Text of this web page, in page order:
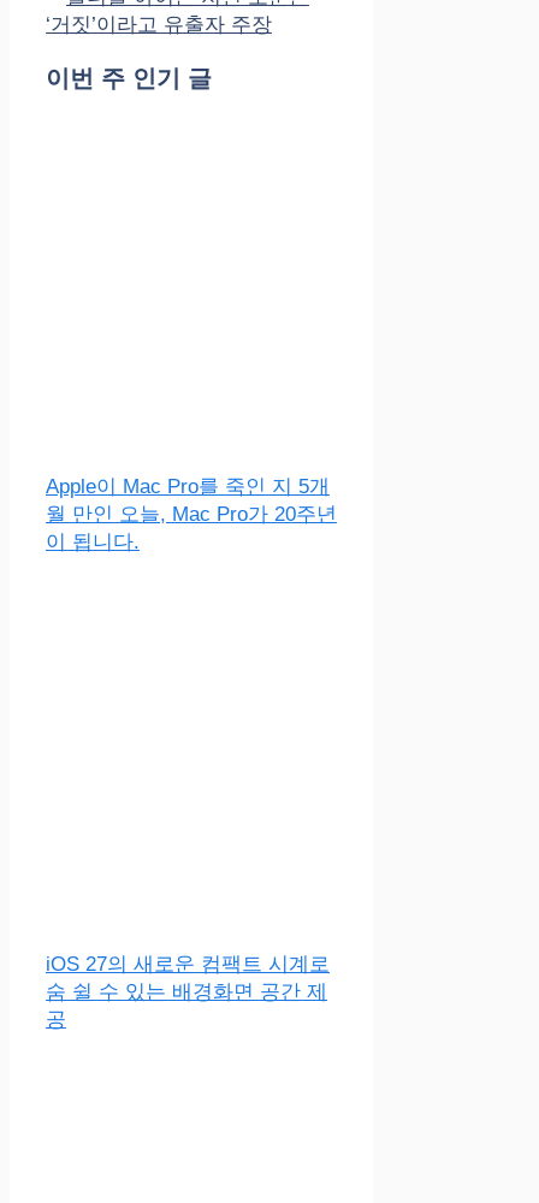
‘거짓’이라고 유출자 주장
이번 주 인기 글
Apple이 Mac Pro를 죽인 지 5개
월 만인 오늘, Mac Pro가 20주년
이 됩니다.
iOS 27의 새로운 컴팩트 시계로
숨 쉴 수 있는 배경화면 공간 제
공